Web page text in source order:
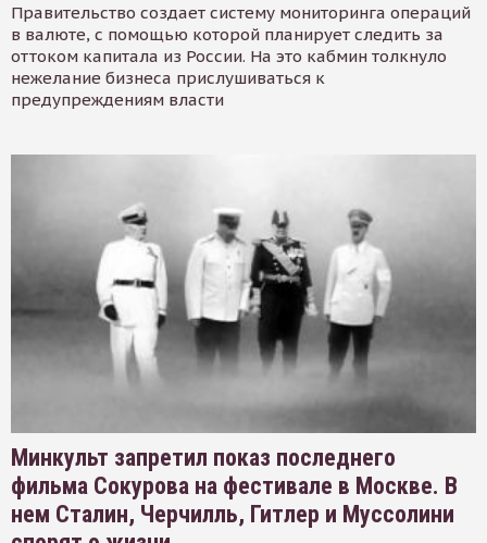
Правительство создает систему мониторинга операций
в валюте, с помощью которой планирует следить за
оттоком капитала из России. На это кабмин толкнуло
нежелание бизнеса прислушиваться к
предупреждениям власти
Минкульт запретил показ последнего
фильма Сокурова на фестивале в Москве. В
нем Сталин, Черчилль, Гитлер и Муссолини